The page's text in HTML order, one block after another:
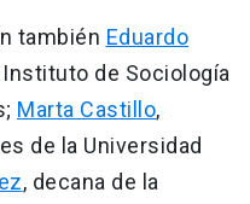
también Eduardo
de Sociología
Marta Castillo,
de la Universidad
, decana de la